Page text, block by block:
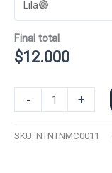
Final total
$12.000
-
Manga
+
SKU: NTNTNMC0011